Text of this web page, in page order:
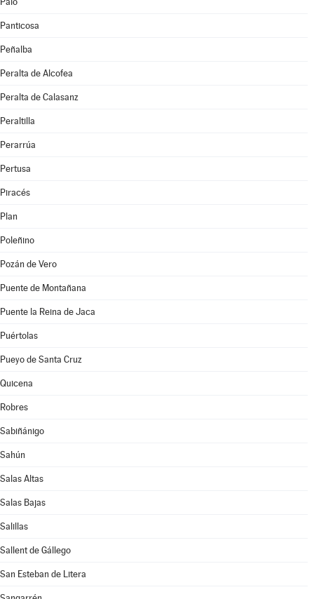
Panticosa
Peñalba
Peralta de Alcofea
Peralta de Calasanz
Peraltilla
Perarrúa
Pertusa
Piracés
Plan
Poleñino
Pozán de Vero
Puente de Montañana
Puente la Reina de Jaca
Puértolas
Pueyo de Santa Cruz
Quicena
Robres
Sabiñánigo
Sahún
Salas Altas
Salas Bajas
Salillas
Sallent de Gállego
San Esteban de Litera